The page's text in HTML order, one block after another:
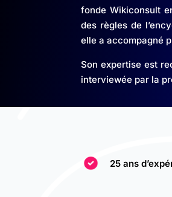
fonde Wikiconsult
des règles de
elle a accompagné
Son expertise est
interviewée par la
25 ans